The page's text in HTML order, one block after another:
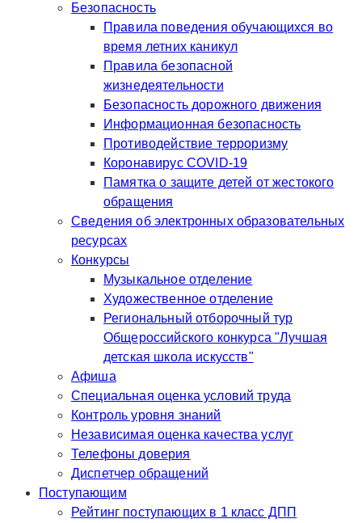
Безопасность
Правила поведения обучающихся во
время летних каникул
Правила безопасной
жизнедеятельности
Безопасность дорожного движения
Информационная безопасность
Противодействие терроризму
Коронавирус COVID-19
Памятка о защите детей от жестокого
обращения
Сведения об электронных образовательных
ресурсах
Конкурсы
Музыкальное отделение
Художественное отделение
Региональный отборочный тур
Общероссийского конкурса "Лучшая
детская школа искусств"
Афиша
Специальная оценка условий труда
Контроль уровня знаний
Независимая оценка качества услуг
Телефоны доверия
Диспетчер обращений
Поступающим
Рейтинг поступающих в 1 класс ДПП